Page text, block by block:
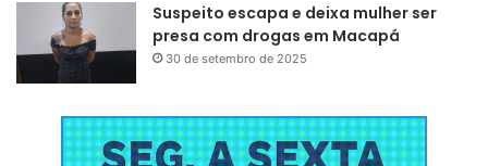
Suspeito escapa e deixa mulher ser
presa com drogas em Macapá
30 de setembro de 2025